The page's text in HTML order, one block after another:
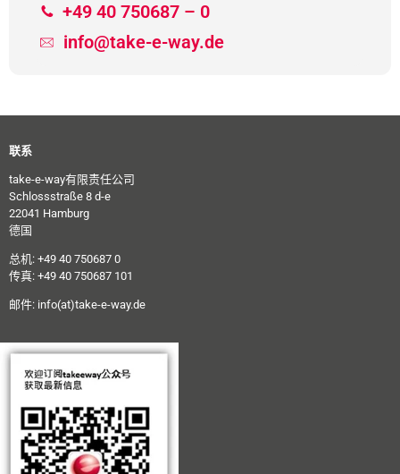
+49 40 750687 – 0
info@take-e-way.de
联系
take-e-way有限责任公司
Schlossstraße 8 d-e
22041 Hamburg
德国
总机: +49 40 750687 0
传真: +49 40 750687 101
邮件: info(at)take-e-way.de